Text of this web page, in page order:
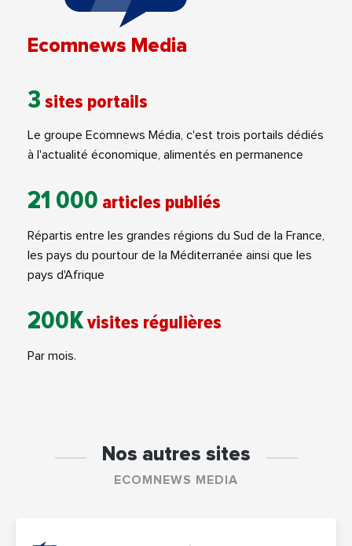
Ecomnews Media
3 sites portails
Le groupe Ecomnews Média, c'est trois portails dédiés
à l'actualité économique, alimentés en permanence
21 000 articles publiés
Répartis entre les grandes régions du Sud de la France,
les pays du pourtour de la Méditerranée ainsi que les
pays d'Afrique
200Kvisites régulières
Par mois.
Nos autres sites
ECOMNEWS MEDIA